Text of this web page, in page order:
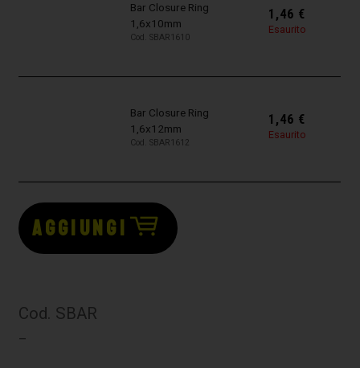
Bar Closure Ring
1,6x10mm
Cod. SBAR1610
1,46 €
Esaurito
Bar Closure Ring
1,6x12mm
Cod. SBAR1612
1,46 €
Esaurito
AGGIUNGI
Cod. SBAR
–